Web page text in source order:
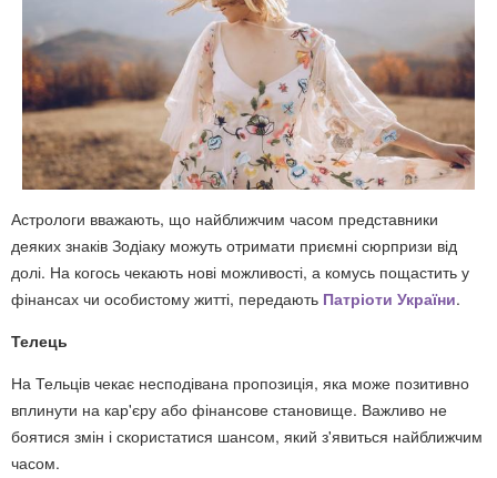
Астрологи вважають, що найближчим часом представники
деяких знаків Зодіаку можуть отримати приємні сюрпризи від
долі. На когось чекають нові можливості, а комусь пощастить у
фінансах чи особистому житті, передають Патріоти України.
Телець
На Тельців чекає несподівана пропозиція, яка може позитивно
вплинути на кар'єру або фінансове становище. Важливо не
боятися змін і скористатися шансом, який з'явиться найближчим
часом.